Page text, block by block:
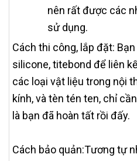
nên rất được các
sử dụng.
Cách thi công, lắp đặt:
silicone, titebond để liên
các loại vật liệu trong nội
kính, và tèn tén ten, chỉ
là bạn đã hoàn tất rồi đấy.
Cách bảo quản:Tương tự